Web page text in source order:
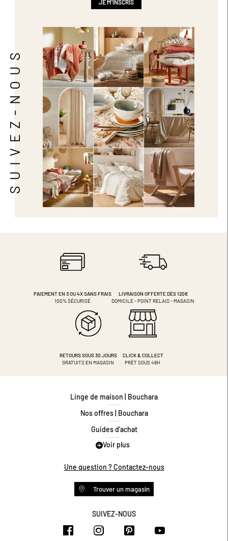
SUIVEZ-NOUS
JE M'INSCRIS
PAIEMENT EN 3 OU 4XSANS FRAIS
100% SÉCURISÉ
LIVRAISON OFFERTE DÈS 120€
DOMICILE - POINT RELAIS - MAGASIN
RETOURS SOUS 30 JOURS
GRATUITS EN MAGASIN
CLICK & COLLECT
PRÊT SOUS 48H
Linge de maison | Bouchara
Nos offres | Bouchara
Guides d'achat
Guide des tailles
Programme de fidélité
Conditions des offres
Livraison et retours
Voir plus
Une question ? Contactez-nous
Trouver un magasin
SUIVEZ-NOUS
https://www.facebook.com/
https://https://